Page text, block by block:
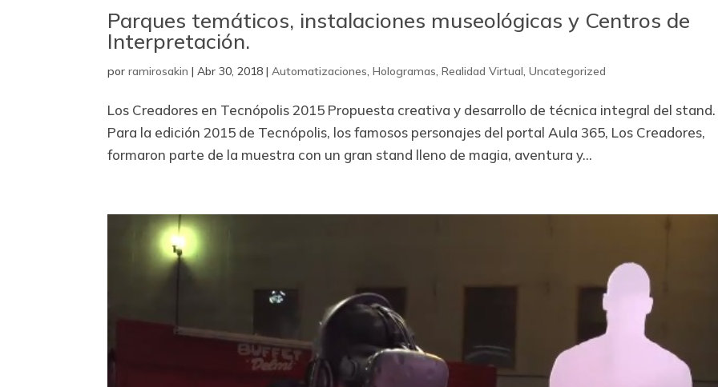
Parques temáticos, instalaciones museológicas y Centros de
Interpretación.
porramirosakin |Abr 30, 2018 |Automatizaciones,Hologramas,Realidad Virtual,Uncategorized
Los Creadores en Tecnópolis 2015 Propuesta creativa y desarrollo de técnica integral del stand.
Para la edición 2015 de Tecnópolis, los famosos personajes del portal Aula 365, Los Creadores,
formaron parte de la muestra con un gran stand lleno de magia, aventura y...